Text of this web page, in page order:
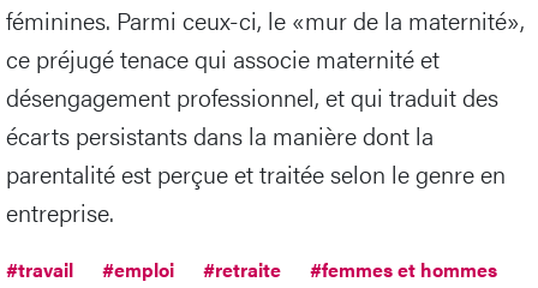
féminines. Parmi ceux-ci, le «mur de la maternité»,
ce préjugé tenace qui associe maternité et
désengagement professionnel, et qui traduit des
écarts persistants dans la manière dont la
parentalité est perçue et traitée selon le genre en
entreprise.
#travail #emploi #retraite
#femmes et hommes